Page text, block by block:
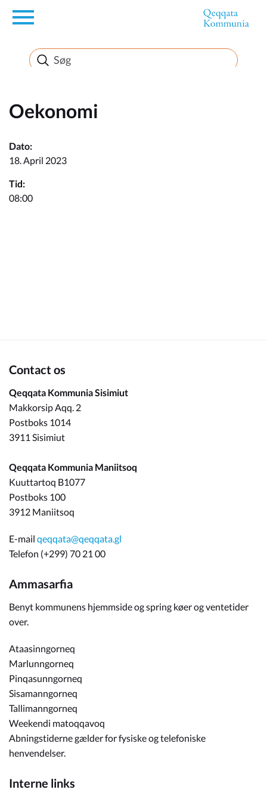
en
Borger
Erhverv
Politik
Turisme
Oekonomi
Dato:
18. April 2023
Tid:
08:00
Contact os
Qeqqata Kommunia Sisimiut
Makkorsip Aqq. 2
Postboks 1014
3911 Sisimiut
Qeqqata Kommunia Maniitsoq
Kuuttartoq B1077
Postboks 100
3912 Maniitsoq
E-mail qeqqata@qeqqata.gl
Telefon (+299) 70 21 00
Ammasarfia
Benyt kommunens hjemmside og spring køer og ventetider
over.
Ataasinngorneq
Marlunngorneq
Pinqasunngorneq
Sisamanngorneq
Tallimanngorneq
Weekendi matoqqavoq
Abningstiderne gælder for fysiske og telefoniske
henvendelser.
Interne links